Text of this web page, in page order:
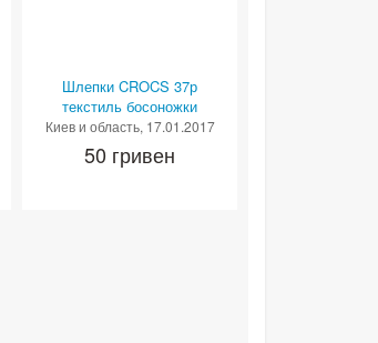
Шлепки CROCS 37р
текстиль босоножки
Киев и область, 17.01.2017
50 гривен